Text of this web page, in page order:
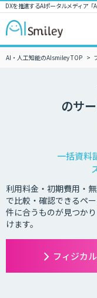
DXを推進するAIポータルメディア
AI・人工知能のAIsmiley TOP
のサ
一括資料
利用料金・初期費用・
で比較・確認できるペ
件に合うものが見つか
けます。
フィジカ